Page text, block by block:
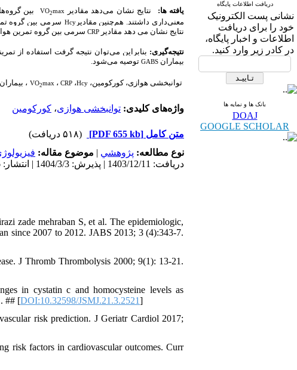
دریافت اطلاعات پایگاه
نشانی پست الکترونیک
خود را برای دریافت
اطلاعات و اخبار پایگاه،
در کادر زیر وارد کنید.
بانک ها و نمایه ها
DOAJ
GOOGLE SCHOLAR
یافته ها: نتایج نشان میدهد مقادیر VO2max بین
معنی‌داری داشتند. هم‌چنین مقادیرHcy سرمی بین گروه
نتایج نشان می دهد مقادیر
CRP سرمی بین گروه تمرین
نتیجه‌گیری: بنابراین می‌توان نتیجه گرفت استفاده از
بیماران GABS توصیه می‌شود.
توانبخشی هوازی، کورکومین، Hcy، CRP ، VO2max ، بیماران
واژه‌های کلیدی: توانبخشی هوازی، کورکومین
متن کامل [PDF 655 kb]
(۵۱۸ دریافت)
نوع مطالعه: پژوهشي | موضوع مقاله:
دریافت: 1403/12/11 | پذیرش: 1404/3/3 | انتشار: 1404/4/25
zade mehraban S, et al. The epidemiologic,
since 2007 to 2012. JABS 2013; 3 (4):343-7.
J Thromb Thrombolysis 2000; 9(1): 13-21.
in cystatin c and homocysteine levels as
## [DOI:10.32598/JSMJ.21.3.2521]
risk prediction. J Geriatr Cardiol 2017;
risk factors in cardiovascular outcomes. Curr